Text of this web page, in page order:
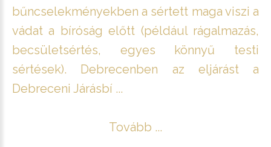
bűncselekményekben a sértett maga viszi a
vádat a bíróság előtt (például rágalmazás,
becsületsértés, egyes könnyű testi
sértések). Debrecenben az eljárást a
Debreceni Járásbí ...
Tovább ...